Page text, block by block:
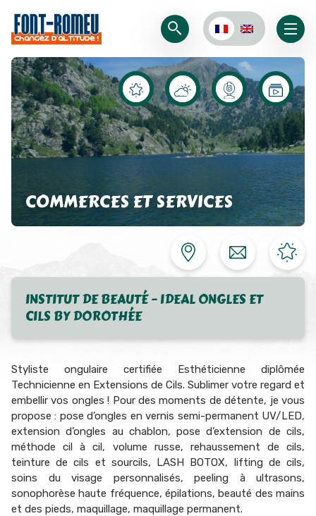
COMMERCES ET SERVICES
INSTITUT DE BEAUTÉ – IDEAL ONGLES ET
CILS BY DOROTHÉE
Styliste ongulaire certifiée Esthéticienne diplômée
Technicienne en Extensions de Cils. Sublimer votre regard et
embellir vos ongles ! Pour des moments de détente, je vous
propose : pose d’ongles en vernis semi-permanent UV/LED,
extension d’ongles au chablon, pose d’extension de cils,
méthode cil à cil, volume russe, rehaussement de cils,
teinture de cils et sourcils, LASH BOTOX, lifting de cils,
soins du visage personnalisés, peeling à ultrasons,
sonophorèse haute fréquence, épilations, beauté des mains
et des pieds, maquillage, maquillage permanent.